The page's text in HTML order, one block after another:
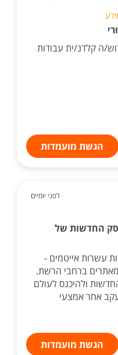
ה קלדנ/ית עבודות
הגשת מועמדות
לפני יומיים
החדשות של
עשרות אייטמים -
ברחבי הרשת.
ולהיכנס לעולם
אחר אמצעי
הגשת מועמדות